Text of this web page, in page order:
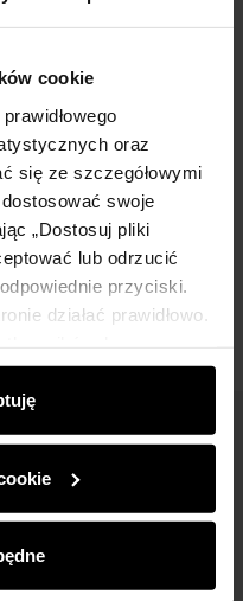
cookie
oraz
się ze szczegółowymi
swoje
„Dostosuj pliki
lub odrzucić
przyciski.
działać prawidłowo.
preferencji treści,
informujące o
Informacje o tym,
i
te informacje z